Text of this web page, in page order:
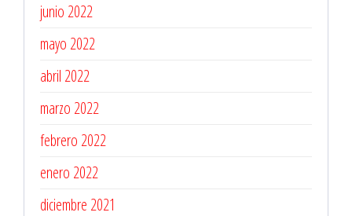
junio 2022
mayo 2022
abril 2022
marzo 2022
febrero 2022
enero 2022
diciembre 2021